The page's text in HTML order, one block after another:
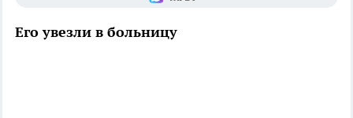
Его увезли в больницу